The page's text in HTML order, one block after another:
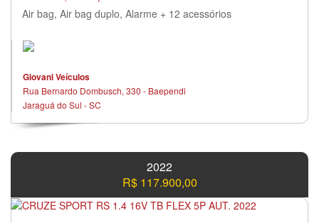
Air bag, Air bag duplo, Alarme + 12 acessórios
Giovani Veículos
Rua Bernardo Dombusch, 330 - Baependi
Jaraguá do Sul - SC
2022
R$ 117.900,00